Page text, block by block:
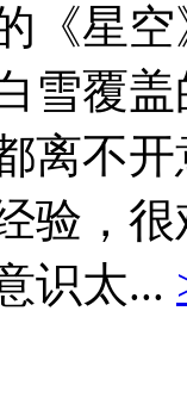
《星
雪覆
离不
验，
识太...